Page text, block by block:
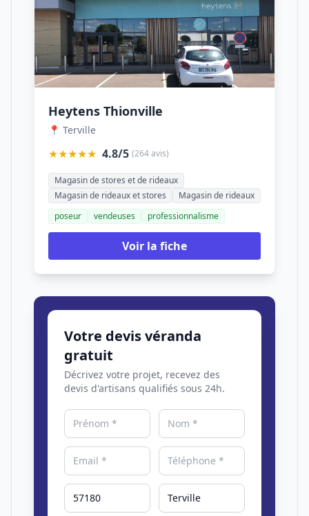
Heytens Thionville
📍 Terville
★★★★★ 4.8/5 (264 avis)
Magasin de stores et de rideaux
Magasin de rideaux et stores
Magasin de rideaux
poseur
vendeuses professionnalisme
Voir la fiche
Votre devis véranda
gratuit
Décrivez votre projet, recevez des
devis d'artisans qualifiés sous 24h.